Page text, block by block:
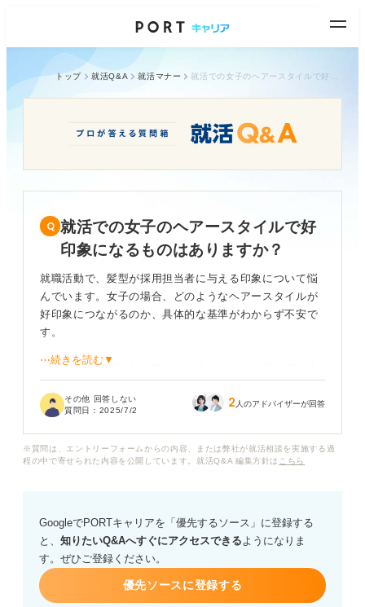
トップ 就活Q&A 就活マナー
就活での女子のヘアースタイルで好
印象になるものはありますか？
就職活動で、髪型が採用担当者に与える印象について悩
んでいます。女子の場合、どのようなヘアースタイルが
好印象につながるのか、具体的な基準がわからず不安で
す。
私はロングヘアーなので一つにまとめようと思っていま
許容されるのか気になります。清潔感を保ちつつ、自分
セットをすれば崩れにくいのかも知りたいです。
でしょうか？ 長さ別のセット方法や、避けるべき髪型な
ど、具体的なアドバイスをお願いします。
⋯続きを読む▼
その他 回答しない
質問日： 2025/7/2 2 人のアドバイザーが回答
※質問は、エントリーフォームからの内容、または弊社が就活相談を実施する過
程の中で寄せられた内容を公開しています。就活Q&A 編集方針は こちら
GoogleでPORTキャリアを「優先するソース」に登録する
と、 知りたいQ&Aへすぐにアクセスできるようになりま
す。ぜひご登録ください。
優先ソースに登録する